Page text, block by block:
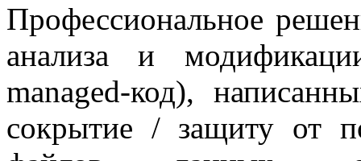
Профессиональное
анализа и
managed-код),
сокрытие / защиту от